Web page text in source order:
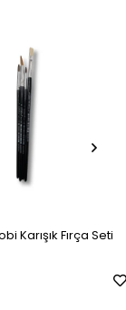
Karışık Fırça Seti